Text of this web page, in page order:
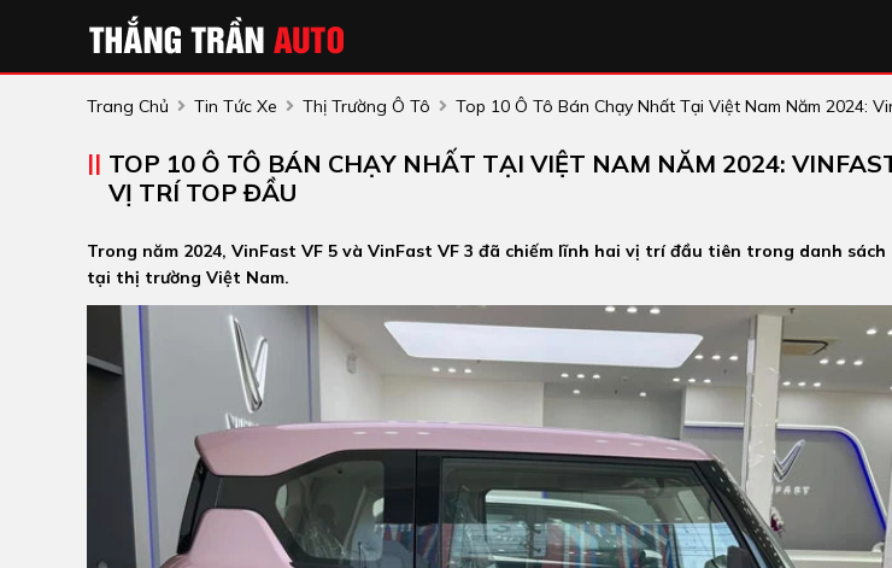
Trang Chủ Tin Tức Xe Thị Trường Ô Tô Top 10 Ô Tô Bán Chạy Nhất Tại Việt Nam Năm 2024:
TOP 10 Ô TÔ BÁN CHẠY NHẤT TẠI VIỆT NAM NĂM 2024:
VỊ TRÍ TOP ĐẦU
Trong năm 2024, VinFast VF 5 và VinFast VF 3 đã chiếm lĩnh hai vị trí đầu tiên trong danh
tại thị trường Việt Nam.